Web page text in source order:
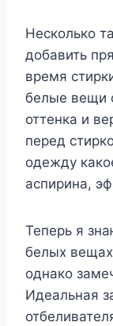
Несколько
добавить
время
белые вещи
оттенка и
перед
одежду
аспирина,
Теперь я
белых
однако
Идеальная